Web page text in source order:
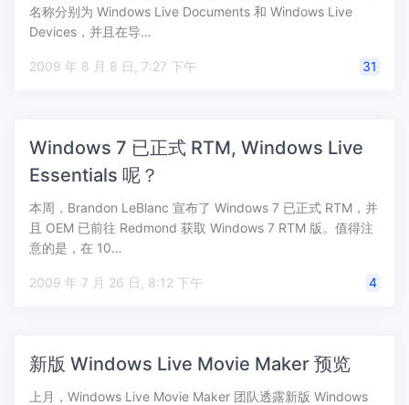
名称分别为 Windows Live Documents 和 Windows Live
Devices，并且在导…
2009 年 8 月 8 日, 7:27 下午 31
Windows 7 已正式 RTM, Windows Live
Essentials 呢？
本周，Brandon LeBlanc 宣布了 Windows 7 已正式 RTM，并
且 OEM 已前往 Redmond 获取 Windows 7 RTM 版。值得注
意的是，在 10…
2009 年 7 月 26 日, 8:12 下午 4
新版 Windows Live Movie Maker 预览
上月，Windows Live Movie Maker 团队透露新版 Windows